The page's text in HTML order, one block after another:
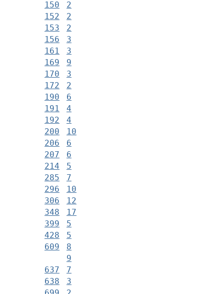
150
2
152
2
153
2
156
3
161
3
169
9
170
3
172
2
190
6
191
4
192
4
200
10
206
6
207
6
214
5
285
7
296
10
306
12
348
17
399
5
428
5
609
8
9
637
7
638
3